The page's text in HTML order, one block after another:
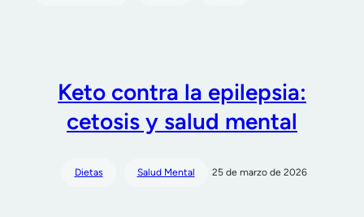
Keto contra la epilepsia:
cetosis y salud mental
Dietas Salud Mental 25 de marzo de 2026